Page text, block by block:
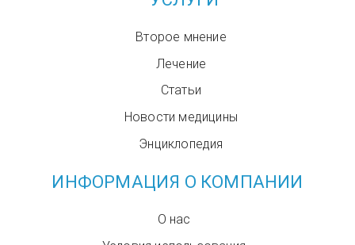
Второе мнение
Лечение
Статьи
Новости медицины
Энциклопедия
ИНФОРМАЦИЯ О КОМПАНИИ
О нас